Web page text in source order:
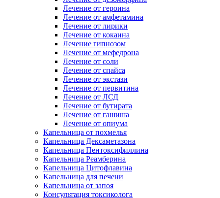
Лечение от героина
Лечение от амфетамина
Лечение от лирики
Лечение от кокаина
Лечение гипнозом
Лечение от мефедрона
Лечение от соли
Лечение от спайса
Лечение от экстази
Лечение от первитина
Лечение от ЛСД
Лечение от бутирата
Лечение от гашиша
Лечение от опиума
Капельница от похмелья
Капельница Дексаметазона
Капельница Пентоксифиллина
Капельница Реамберина
Капельница Цитофлавина
Капельница для печени
Капельница от запоя
Консультация токсиколога